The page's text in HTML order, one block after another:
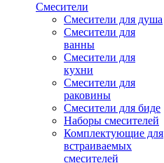
Смесители
Смесители для душа
Смесители для
ванны
Смесители для
кухни
Смесители для
раковины
Смесители для биде
Наборы смесителей
Комплектующие для
встраиваемых
смесителей